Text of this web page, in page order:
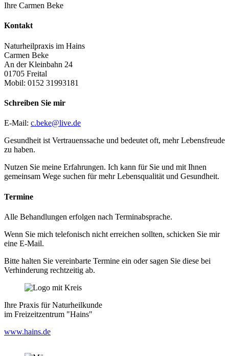
Ihre Carmen Beke
Kontakt
Naturheilpraxis im Hains
Carmen Beke
An der Kleinbahn 24
01705 Freital
Mobil: 0152 31993181
Schreiben Sie mir
E-Mail: c.beke@live.de
Gesundheit ist Vertrauenssache und bedeutet oft, mehr Lebensfreude
zu haben.
Nutzen Sie meine Erfahrungen. Ich kann für Sie und mit Ihnen
gemeinsam Wege suchen für mehr Lebensqualität und Gesundheit.
Termine
Alle Behandlungen erfolgen nach Terminabsprache.
Wenn Sie mich telefonisch nicht erreichen sollten, schicken Sie mir
eine E-Mail.
Bitte halten Sie vereinbarte Termine ein oder sagen Sie diese bei
Verhinderung rechtzeitig ab.
Ihre Praxis für Naturheilkunde
im Freizeitzentrum "Hains"
www.hains.de